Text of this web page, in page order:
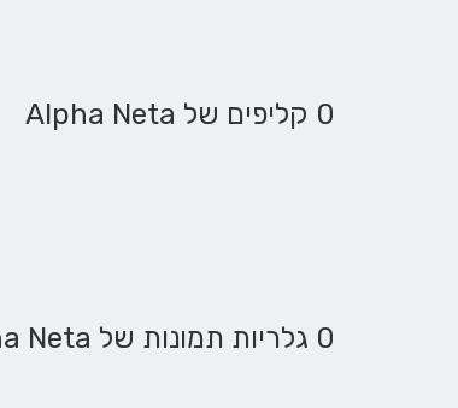
0 קליפים של Alpha Neta
0 גלריות תמונות של Alpha Neta